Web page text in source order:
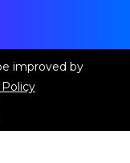
improved by